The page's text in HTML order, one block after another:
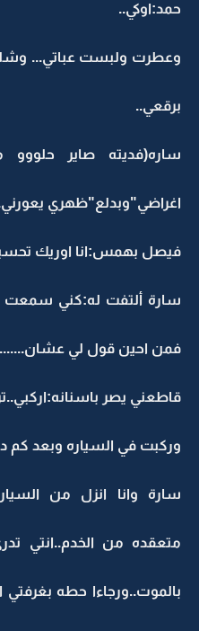
حمد:اوكي..
وعطرت ولبست عباتي...
برقعي..
ساره(فديته صاير حلووو
اغراضي"وبدلع"ظهري
فيصل بهمس:انا اوريك
سارة ألتفت له:كني
فمن احين قول لي
قاطعني يصر
وركبت في السياره وبعد كم
سارة وانا انزل من
متعقده من الخدم..انتي
بالموت..ورجاءا حطه بغرفتي